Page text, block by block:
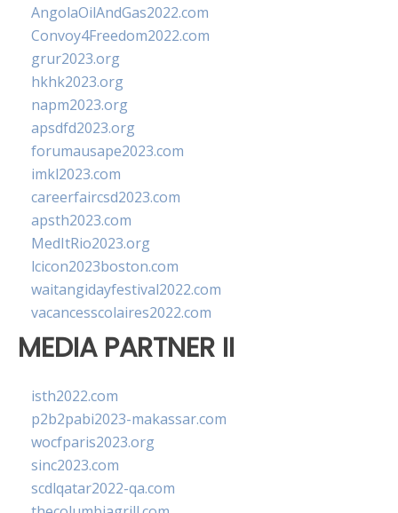
AngolaOilAndGas2022.com
Convoy4Freedom2022.com
grur2023.org
hkhk2023.org
napm2023.org
apsdfd2023.org
forumausape2023.com
imkl2023.com
careerfaircsd2023.com
apsth2023.com
MedItRio2023.org
lcicon2023boston.com
waitangidayfestival2022.com
vacancesscolaires2022.com
MEDIA PARTNER II
isth2022.com
p2b2pabi2023-makassar.com
wocfparis2023.org
sinc2023.com
scdlqatar2022-qa.com